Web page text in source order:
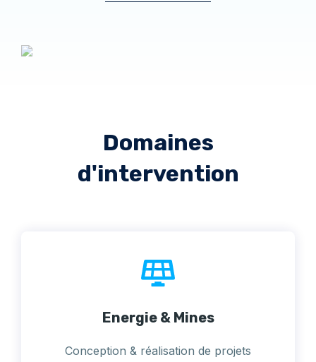
Domaines
d'intervention
Energie & Mines
Conception & réalisation de projets